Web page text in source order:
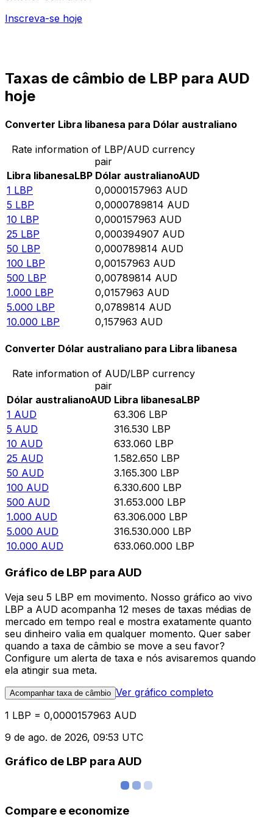
Inscreva-se hoje
Taxas de câmbio de LBP para AUD
hoje
Converter Libra libanesa para Dólar australiano
Rate information of LBP/AUD currency
pair
Libra libanesaLBP Dólar australianoAUD
1 LBP 0,0000157963 AUD
5 LBP 0,0000789814 AUD
10 LBP 0,000157963 AUD
25 LBP 0,000394907 AUD
50 LBP 0,000789814 AUD
100 LBP 0,00157963 AUD
500 LBP 0,00789814 AUD
1.000 LBP 0,0157963 AUD
5.000 LBP 0,0789814 AUD
10.000 LBP 0,157963 AUD
Converter Dólar australiano para Libra libanesa
Rate information of AUD/LBP currency
pair
Dólar australianoAUD Libra libanesaLBP
1 AUD 63.306 LBP
5 AUD 316.530 LBP
10 AUD 633.060 LBP
25 AUD 1.582.650 LBP
50 AUD 3.165.300 LBP
100 AUD 6.330.600 LBP
500 AUD 31.653.000 LBP
1.000 AUD 63.306.000 LBP
5.000 AUD 316.530.000 LBP
10.000 AUD 633.060.000 LBP
Gráfico de LBP para AUD
Veja seu 5 LBP em movimento. Nosso gráfico ao vivo
LBP a AUD acompanha 12 meses de taxas médias de
mercado em tempo real e mostra exatamente quanto
seu dinheiro valia em qualquer momento. Quer saber
quando a taxa de câmbio se move a seu favor?
Configure um alerta de taxa e nós avisaremos quando
ela atingir sua meta.
Acompanhar taxa de câmbio Ver gráfico completo
1 LBP = 0,0000157963 AUD
9 de ago. de 2026, 09:53 UTC
Gráfico de LBP para AUD
Compare e economize